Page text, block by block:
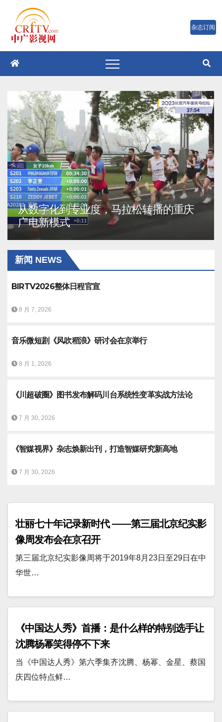
容
从数字化到专业度，马拉松转播的重庆
广电新模式
新闻 NEWS
BIRTV2026整体日程官宣
8 月 7, 2026
音乐微短剧《风吹稻浪》研讨会在京举行
8 月 1, 2026
《川超破圈》图书发布解码川台系统性变革实战方法论
7 月 30, 2026
《智媒视界》杂志焕新出刊，打造智媒研究新高地
7 月 30, 2026
壮丽七十年记录新时代 ——第三届北京纪实影
像周发布会在京召开
第三届北京纪实影像周将于2019年8月23日至29日在中
华世…
《中国达人秀》首播：是什么样的特别选手让
沈腾杨幂笑得停不下来
当《中国达人秀》第六季集齐沈腾、杨幂、金星、蔡国
庆四位特点鲜…